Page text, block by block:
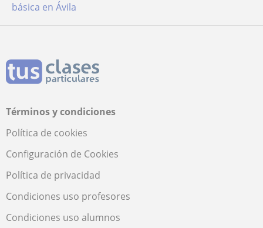
básica en Ávila
Términos y condiciones
Política de cookies
Configuración de Cookies
Política de privacidad
Condiciones uso profesores
Condiciones uso alumnos